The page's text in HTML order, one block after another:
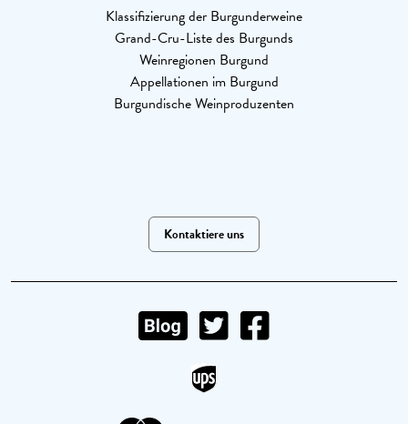
Klassifizierung der Burgunderweine
Grand-Cru-Liste des Burgunds
Weinregionen Burgund
Appellationen im Burgund
Burgundische Weinproduzenten
Kontaktiere uns